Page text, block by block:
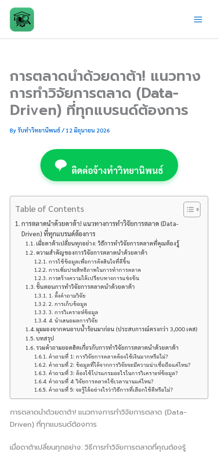
content
การตลาดนำด้วยดาต้า! แนวทาง
การทำวิจัยการตลาด (Data-
Driven) ที่ทุกแบรนด์ต้องการ
Byรับทำวิทยานิพนธ์/12 มิถุนายน 2026
ติดต่อจ้างทำวิทยานิพนธ์
Table of Contents
การตลาดนำด้วยดาต้า! แนวทางการทำวิจัยการตลาด (Data-
Driven) ที่ทุกแบรนด์ต้องการ
เมื่อดาต้าเปลี่ยนทุกอย่าง: วิธีการทำวิจัยการตลาดที่คุณต้องรู้
ความสำคัญของการวิจัยการตลาดนำด้วยดาต้า
การใช้ข้อมูลเพื่อการตัดสินใจที่ดีขึ้น
การเพิ่มประสิทธิภาพในการทำการตลาด
การสร้างความได้เปรียบทางการแข่งขัน
ขั้นตอนการทำวิจัยการตลาดนำด้วยดาต้า
1. ตั้งคำถามวิจัย
2. การเก็บข้อมูล
3. การวิเคราะห์ข้อมูล
4. นำเสนอผลการวิจัย
มุมมองจากคนอาบน้ำร้อนมาก่อน (ประสบการณ์ตรงกว่า 3,000 เคส)
บทสรุป
รวมคำถามยอดฮิตเกี่ยวกับการทำวิจัยการตลาดนำด้วยดาต้า
คำถามที่ 1: การวิจัยการตลาดต้องใช้เงินมากหรือไม่?
คำถามที่ 2: ข้อมูลที่ได้จากการวิจัยจะมีความน่าเชื่อถือแค่ไหน?
คำถามที่ 3: ต้องใช้โปรแกรมอะไรในการวิเคราะห์ข้อมูล?
คำถามที่ 4: วิจัยการตลาดใช้เวลานานแค่ไหน?
คำถามที่ 5: จะรู้ได้อย่างไรว่าวิธีการที่เลือกใช้ดีหรือไม่?
การตลาดนำด้วยดาต้า! แนวทางการทำวิจัยการตลาด (Data-
Driven) ที่ทุกแบรนด์ต้องการ
เมื่อดาต้าเปลี่ยนทุกอย่าง: วิธีการทำวิจัยการตลาดที่คุณต้องรู้